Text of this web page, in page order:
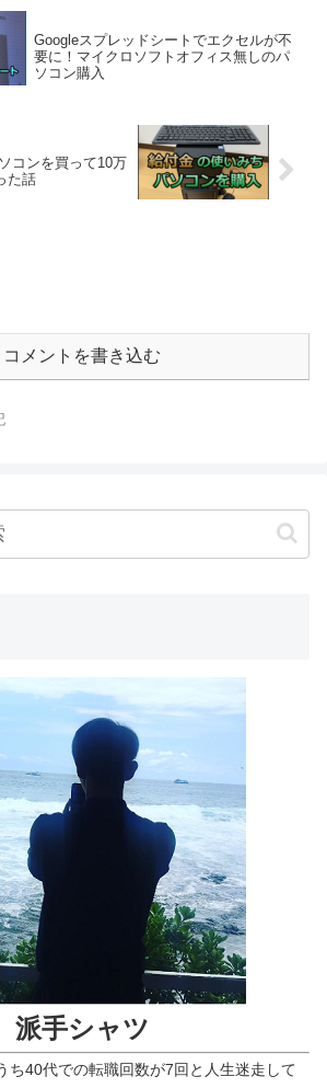
Googleスプレッドシートでエクセルが不
要に！マイクロソフトオフィス無しのパ
ソコン購入
コンを買って10万
た話
コメントを書き込む
派手シャツ
ち40代での転職回数が7回と人生迷走して